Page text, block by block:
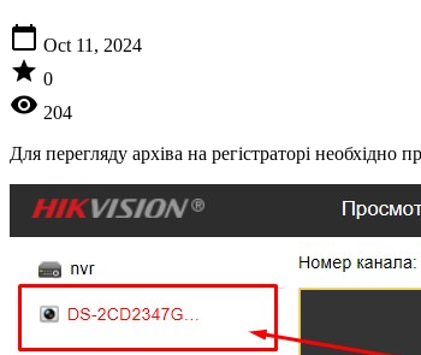
calendar_today Oct 11, 2024
star 0
visibility 204
Для перегляду архіва на регістраторі